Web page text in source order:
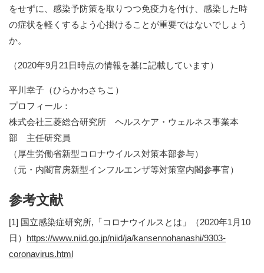
をせずに、感染予防策を取りつつ免疫力を付け、感染した時
の症状を軽くするよう心掛けることが重要ではないでしょう
か。
（2020年9月21日時点の情報を基に記載しています）
平川幸子（ひらかわさちこ）
プロフィール：
株式会社三菱総合研究所 ヘルスケア・ウェルネス事業本
部 主任研究員
（厚生労働省新型コロナウイルス対策本部参与）
（元・内閣官房新型インフルエンザ等対策室内閣参事官）
参考文献
[1] 国立感染症研究所,「コロナウイルスとは」（2020年1月10
日） https://www.niid.go.jp/niid/ja/kansennohanashi/9303-
coronavirus.html